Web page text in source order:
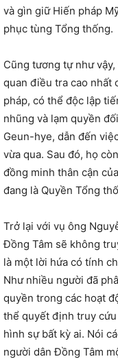
và gìn giữ Hiến pháp
phục tùng Tổng thống.
Cũng tương tự như
quan điều tra cao nhất
pháp, có thể độc lập
nhũng và lạm quyền
Geun-hye, dẫn đến
vừa qua. Sau đó, họ
đồng minh thân cận
đang là Quyền Tổng
Trở lại với vụ ông
Đồng Tâm sẽ không
là một lời hứa có tính
Như nhiều người đã
quyền trong các hoạt
thể quyết định truy
hình sự bất kỳ ai. Nói
người dân Đồng Tâm